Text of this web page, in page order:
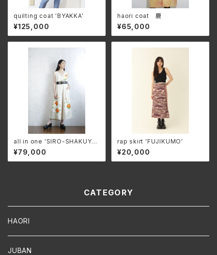
quilting coat 'BYAKKA'
¥125,000
haori coat 鹿
¥65,000
all in one 'SIRO-SHAKUYAK
U'
¥79,000
rap skirt 'FUJIKUMO'
¥20,000
CATEGORY
HAORI
JUBAN